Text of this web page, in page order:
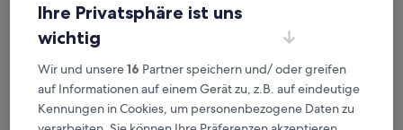
Residence
Best Western Mangga Dua Hotel and Residence
3.5-
Sterne-
South Mangga Dua
Ihre Privatsphäre ist uns
wichtig
Wir und unsere16 Partner speichern und/ oder greifen
auf Informationen auf einem Gerät zu, z.B. auf eindeutige
Kennungen in Cookies, um personenbezogene Daten zu